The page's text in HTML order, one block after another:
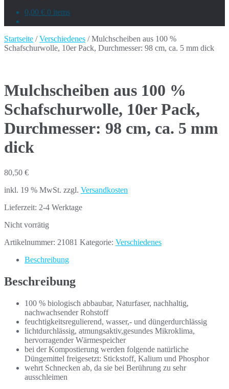
0,00 € 0 items
Startseite /Verschiedenes / Mulchscheiben aus 100 %
Schafschurwolle, 10er Pack, Durchmesser: 98 cm, ca. 5 mm dick
Mulchscheiben aus 100 %
Schafschurwolle, 10er Pack,
Durchmesser: 98 cm, ca. 5 mm
dick
80,50 €
inkl. 19 % MwSt. zzgl. Versandkosten
Lieferzeit: 2-4 Werktage
Nicht vorrätig
Artikelnummer: 21081 Kategorie: Verschiedenes
Beschreibung
Beschreibung
100 % biologisch abbaubar, Naturfaser, nachhaltig,
nachwachsender Rohstoff
feuchtigkeitsregulierend, wasser,- und düngerdurchlässig
lichtdurchlässig, atmungsaktiv,gesundes Mikroklima,
hervorragender Wärmespeicher
bei der Kompostierung werden folgende natürliche
Düngemittel freigesetzt: Stickstoff, Kalium und Phosphor
wehrt Schnecken ab, da sie bei Berührung zu sehr
ausschleimen